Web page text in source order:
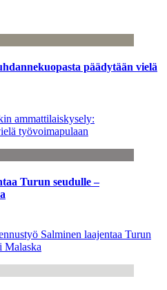
päädytään vielä
ammattilaiskysely:
työvoimapulaan
Turun seudulle –
Salminen laajentaa Turun
Malaska